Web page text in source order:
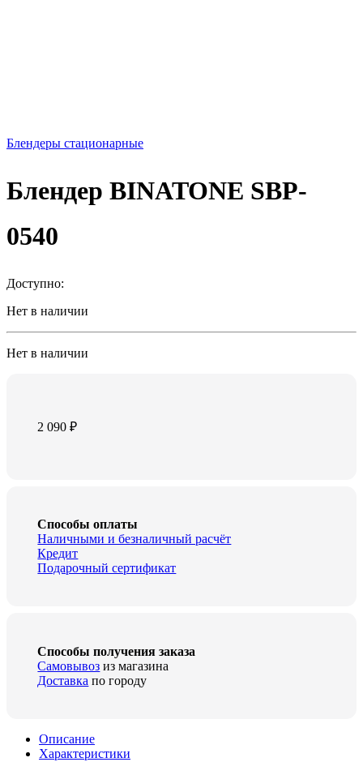
Блендеры стационарные
Блендер BINATONE SBP-
0540
Доступно:
Нет в наличии
Нет в наличии
2 090₽
Способы оплаты
Наличными и безналичный расчёт
Кредит
Подарочный сертификат
Способы получения заказа
Самовывоз из магазина
Доставка по городу
Описание
Характеристики